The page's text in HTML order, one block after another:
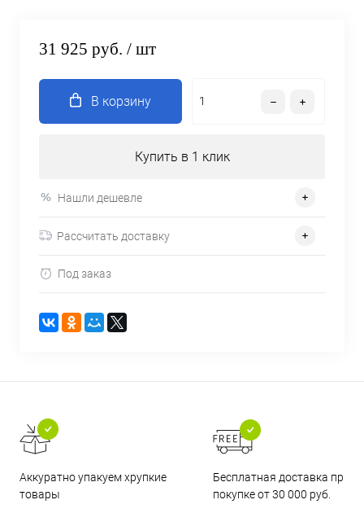
31 925 руб. / шт
В корзину
Купить в 1 клик
Нашли дешевле
Рассчитать доставку
Под заказ
Аккуратно упакуем хрупкие
товары
Бесплатная доставка при
покупке от 30 000 руб.